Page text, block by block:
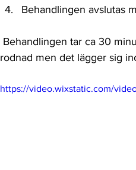
Behandlingen avslutas
rodnad men det lägger sig
https://video.wixstatic.com/